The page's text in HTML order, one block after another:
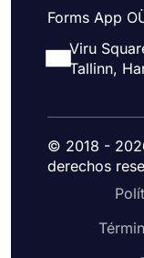
Forms App
Viru
Tallinn,
© 2018 -
derechos